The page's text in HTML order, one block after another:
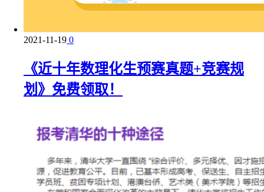
2021-11-19 0
《近十年数理化生预赛真题+竞赛规
划》免费领取！